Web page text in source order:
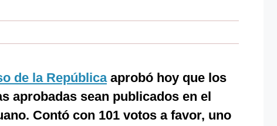
de la Repúblicaaprobó hoy que los
aprobadas sean publicados en el
Contó con 101 votos a favor, uno